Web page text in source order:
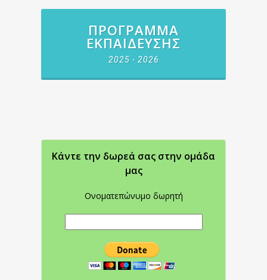
ΠΡΌΓΡΑΜΜΑ
ΕΚΠΑΊΔΕΥΣΗΣ
2025 - 2026
Κάντε την δωρεά σας στην oμάδα
μας
Ονοματεπώνυμο δωρητή